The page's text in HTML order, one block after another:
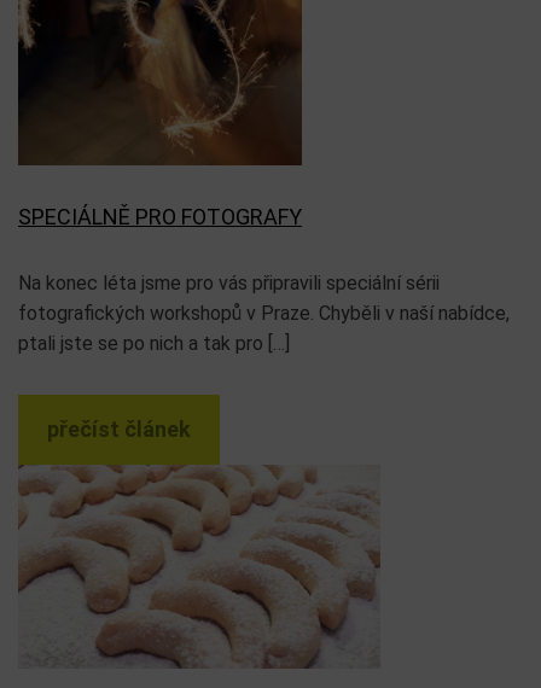
SPECIÁLNĚ PRO FOTOGRAFY
Na konec léta jsme pro vás připravili speciální sérii
fotografických workshopů v Praze. Chyběli v naší nabídce,
ptali jste se po nich a tak pro […]
přečíst článek